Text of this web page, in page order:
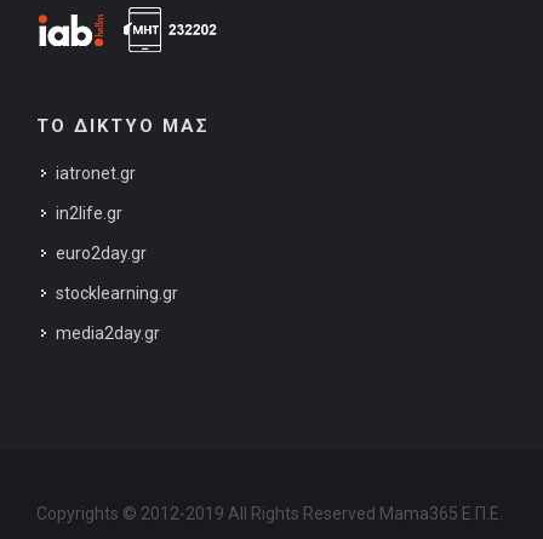
ΤΟ ΔΙΚΤΥΟ ΜΑΣ
iatronet.gr
in2life.gr
euro2day.gr
stocklearning.gr
media2day.gr
Copyrights © 2012-2019 All Rights Reserved Mama365 Ε.Π.Ε.